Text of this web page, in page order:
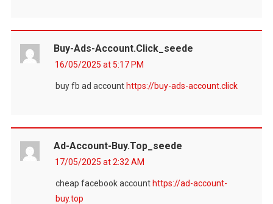
Buy-Ads-Account.click_seede
16/05/2025 at 5:17 PM
buy fb ad account https://buy-ads-account.click
Ad-Account-Buy.top_seede
17/05/2025 at 2:32 AM
cheap facebook account https://ad-account-
buy.top